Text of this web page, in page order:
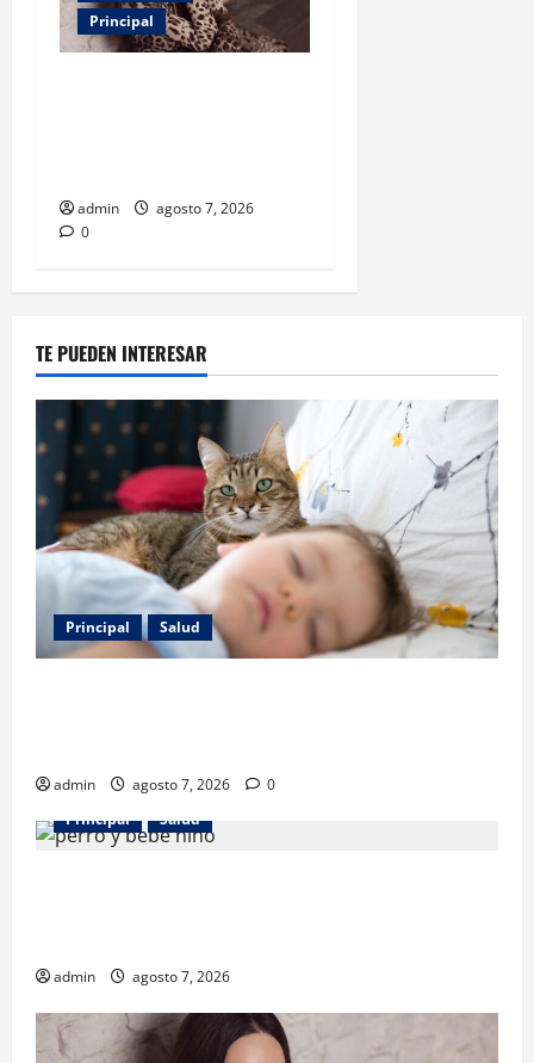
Principal
admin
agosto 7, 2026
0
TE PUEDEN INTERESAR
Principal Salud
admin agosto 7, 2026
0
Principal
Salud
admin agosto 7, 2026